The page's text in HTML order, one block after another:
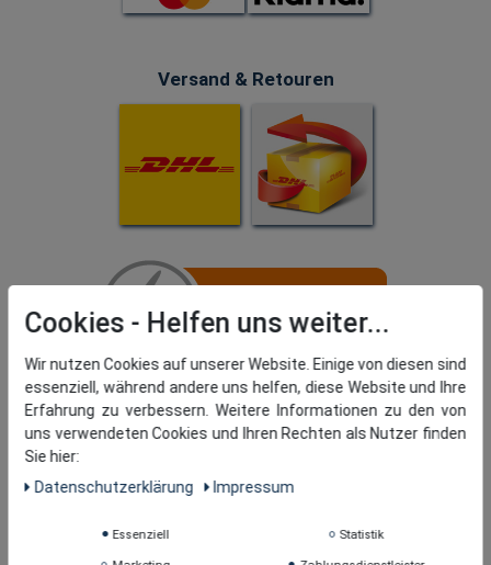
Versand & Retouren
Cookies
Wir nutzen Cookies auf unserer Website. Einige von diesen sind
essenziell, während andere uns helfen, diese Website und Ihre
Erfahrung zu verbessern. Weitere Informationen zu den von
uns verwendeten Cookies und Ihren Rechten als Nutzer finden
Sie hier:
Daten­schutz­erklärung
Impressum
Essenziell Statistik